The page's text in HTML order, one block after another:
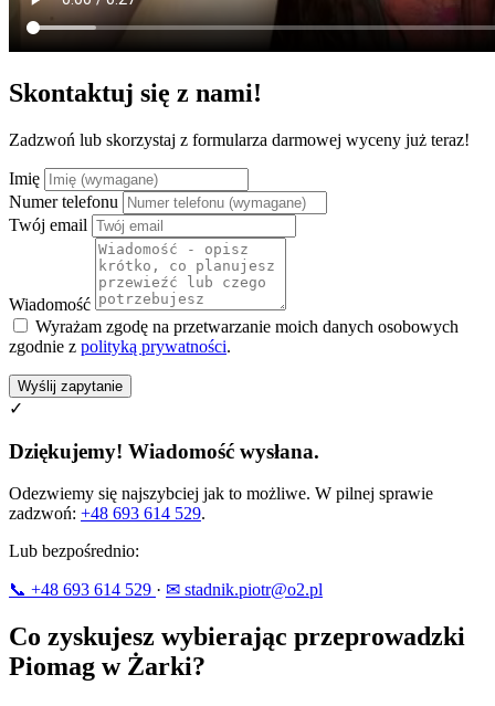
Skontaktuj się z nami!
Zadzwoń lub skorzystaj z formularza darmowej wyceny już teraz!
Imię
Numer telefonu
Twój email
Wiadomość
Wyrażam zgodę na przetwarzanie moich danych osobowych
zgodnie z polityką prywatności.
Wyślij zapytanie
✓
Dziękujemy! Wiadomość wysłana.
Odezwiemy się najszybciej jak to możliwe. W pilnej sprawie
zadzwoń: +48 693 614 529.
Lub bezpośrednio:
📞 +48 693 614 529 · ✉ stadnik.piotr@o2.pl
Co zyskujesz wybierając przeprowadzki
Piomag w Żarki?